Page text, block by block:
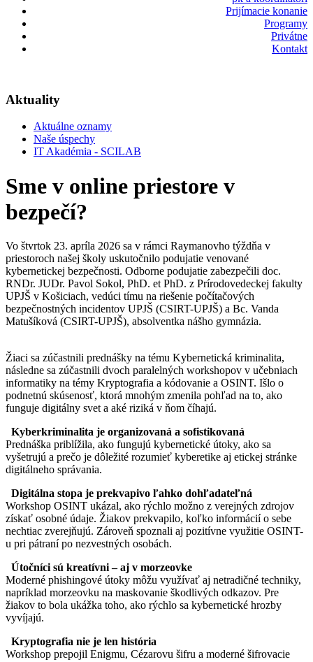
Prijímacie konanie
Programy
Privátne
Kontakt
Aktuality
Aktuálne oznamy
Naše úspechy
IT Akadémia - SCILAB
Sme v online priestore v
bezpečí?
Vo štvrtok 23. apríla 2026 sa v rámci Raymanovho týždňa v
priestoroch našej školy uskutočnilo podujatie venované
kybernetickej bezpečnosti. Odborne podujatie zabezpečili doc.
RNDr. JUDr. Pavol Sokol, PhD. et PhD. z Prírodovedeckej fakulty
UPJŠ v Košiciach, vedúci tímu na riešenie počítačových
bezpečnostných incidentov UPJŠ (CSIRT-UPJŠ) a Bc. Vanda
Matušíková (CSIRT-UPJŠ), absolventka nášho gymnázia.
Žiaci sa zúčastnili prednášky na tému Kybernetická kriminalita,
následne sa zúčastnili dvoch paralelných workshopov v učebniach
informatiky na témy Kryptografia a kódovanie a OSINT. Išlo o
podnetnú skúsenosť, ktorá mnohým zmenila pohľad na to, ako
funguje digitálny svet a aké riziká v ňom číhajú.
Kyberkriminalita je organizovaná a sofistikovaná
Prednáška priblížila, ako fungujú kybernetické útoky, ako sa
vyšetrujú a prečo je dôležité rozumieť kyberetike aj etickej stránke
digitálneho správania.
Digitálna stopa je prekvapivo ľahko dohľadateľná
Workshop OSINT ukázal, ako rýchlo možno z verejných zdrojov
získať osobné údaje. Žiakov prekvapilo, koľko informácií o sebe
nechtiac zverejňujú. Zároveň spoznali aj pozitívne využitie OSINT-
u pri pátraní po nezvestných osobách.
Útočníci sú kreatívni – aj v morzeovke
Moderné phishingové útoky môžu využívať aj netradičné techniky,
napríklad morzeovku na maskovanie škodlivých odkazov. Pre
žiakov to bola ukážka toho, ako rýchlo sa kybernetické hrozby
vyvíjajú.
Kryptografia nie je len história
Workshop prepojil Enigmu, Cézarovu šifru a moderné šifrovacie